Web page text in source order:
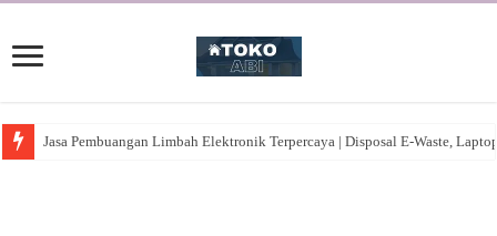
Jasa Pembuangan Limbah Elektronik Terpercaya | Disposal E-Waste,